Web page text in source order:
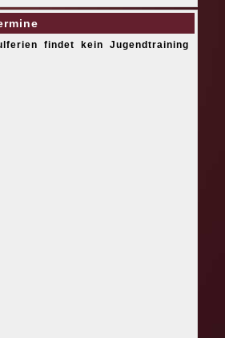
findet kein Jugendtraining